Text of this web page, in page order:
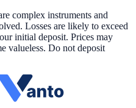
complex instruments and
Losses are likely to exceed
initial deposit. Prices may
valueless. Do not deposit